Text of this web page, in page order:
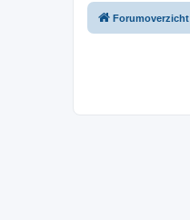
Forumoverzicht